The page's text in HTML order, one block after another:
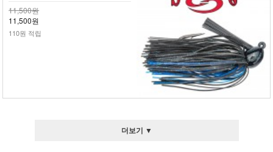
11,500원
11,500원
110원 적립
더보기 ▼